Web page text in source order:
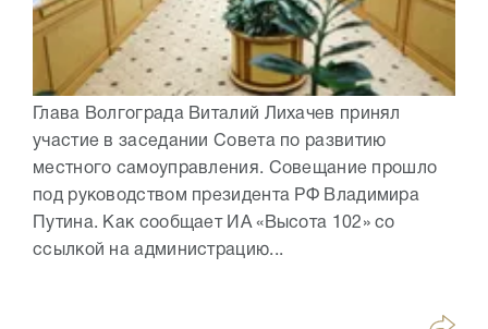
Глава Волгограда Виталий Лихачев принял
участие в заседании Совета по развитию
местного самоуправления. Совещание прошло
под руководством президента РФ Владимира
Путина. Как сообщает ИА «Высота 102» со
ссылкой на администрацию...